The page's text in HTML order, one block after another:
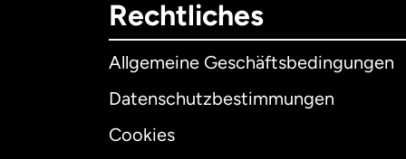
Rechtliches
Allgemeine Geschäftsbedingungen
Datenschutzbestimmungen
Cookies